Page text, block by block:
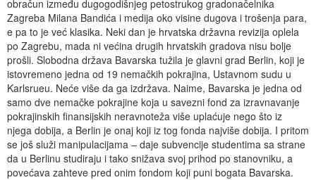
obračun između dugogodišnjeg petostrukog gradonačelnika
Zagreba Milana Bandića i medija oko visine dugova i trošenja para,
e pa to je već klasika. Neki dan je hrvatska državna revizija oplela
po Zagrebu, mada ni većina drugih hrvatskih gradova nisu bolje
prošli. Slobodna država Bavarska tužila je glavni grad Berlin, koji je
istovremeno jedna od 19 nemačkih pokrajina, Ustavnom sudu u
Karlsrueu. Neće više da ga izdržava. Naime, Bavarska je jedna od
samo dve nemačke pokrajine koja u savezni fond za izravnavanje
pokrajinskih finansijskih neravnoteža više uplaćuje nego što iz
njega dobija, a Berlin je onaj koji iz tog fonda najviše dobija. I pritom
se još služi manipulacijama – daje subvencije studentima sa strane
da u Berlinu studiraju i tako snižava svoj prihod po stanovniku, a
povećava zahteve pred onim fondom koji puni bogata Bavarska.